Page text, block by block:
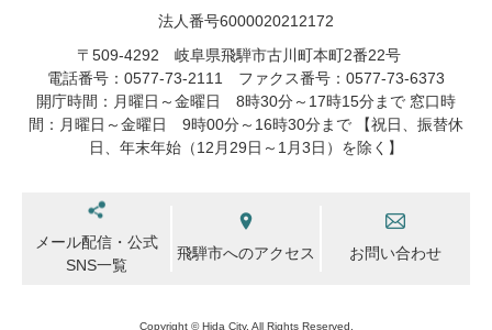
法人番号6000020212172
〒509-4292 岐阜県飛騨市古川町本町2番22号
電話番号：0577-73-2111 ファクス番号：0577-73-6373
開庁時間：月曜日～金曜日 8時30分～17時15分まで 窓口時
間：月曜日～金曜日 9時00分～16時30分まで 【祝日、振替休
日、年末年始（12月29日～1月3日）を除く】
メール配信・公式
SNS一覧
飛騨市へのアクセス お問い合わせ
Copyright © Hida City. All Rights Reserved.